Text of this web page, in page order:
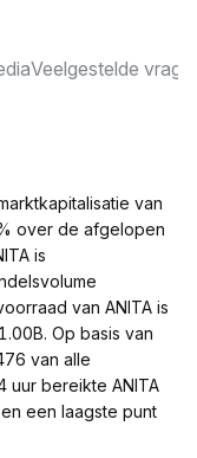
Veelgestelde
van
over de afgelopen
is
van ANITA is
Op basis van
van alle
bereikte ANITA
een laagste punt